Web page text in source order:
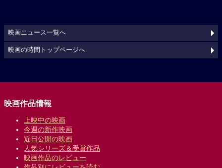
映画ニュース一覧へ
映画の時間トップページへ
映画作品情報
上映中の映画
今週の新作映画
近日公開の映画
人気シリーズ＆受賞作品
映画作品のレビュー